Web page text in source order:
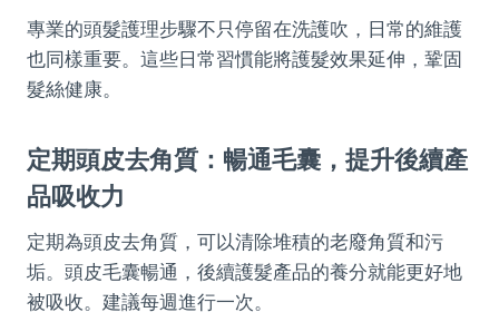
專業的頭髮護理步驟不只停留在洗護吹，日常的維護
也同樣重要。這些日常習慣能將護髮效果延伸，鞏固
髮絲健康。
定期頭皮去角質：暢通毛囊，提升後續產
品吸收力
定期為頭皮去角質，可以清除堆積的老廢角質和污
垢。頭皮毛囊暢通，後續護髮產品的養分就能更好地
被吸收。建議每週進行一次。